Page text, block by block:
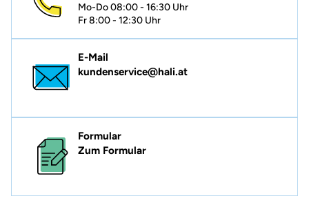
Mo-Do 08:00 - 16:30 Uhr
Fr 8:00 - 12:30 Uhr
E-Mail
kundenservice@hali.at
Formular
Zum Formular